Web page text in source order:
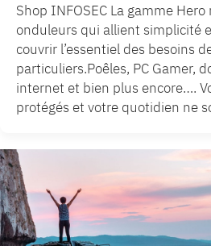
Shop INFOSEC La gamme
onduleurs qui allient simplicité
couvrir l’essentiel des besoins
particuliers.Poêles, PC Gamer,
internet et bien plus encore….
protégés et votre quotidien ne